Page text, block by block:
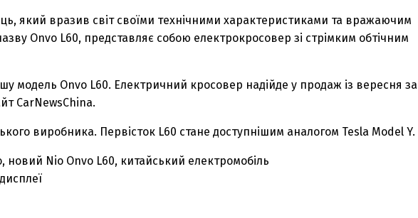
який вразив світ своїми технічними характеристиками та вражаючим
Onvo L60, представляє собою електрокросовер зі стрімким обтічним
модель Onvo L60. Електричний кросовер надійде у продаж із вересня за
CarNewsChina.
виробника. Первісток L60 стане доступнішим аналогом Tesla Model Y.